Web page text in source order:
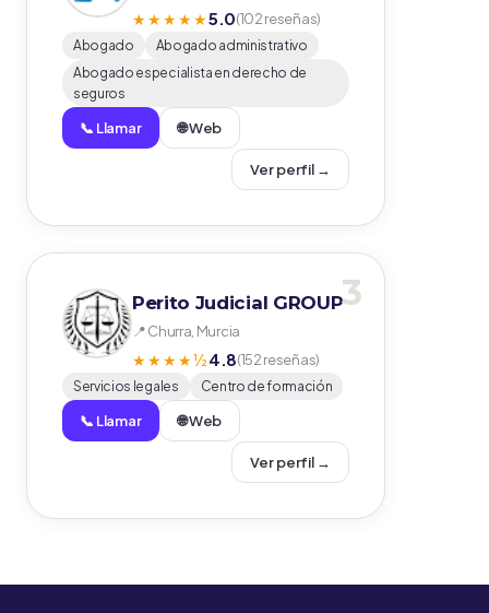
★★★★★5.0(102 reseñas)
Abogado
Abogado administrativo
Abogado especialista en derecho de
seguros
📞 Llamar 🌐 Web
Ver perfil →
3
Perito Judicial GROUP
📍 Churra, Murcia
★★★★½4.8(152 reseñas)
Servicios legales Centro de formación
📞 Llamar 🌐 Web
Ver perfil →